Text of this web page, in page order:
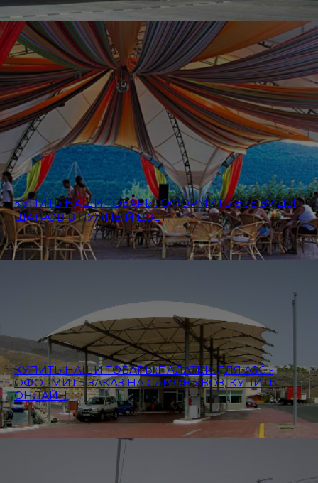
КУПИТЬ НАШИ ТОВАРЫ: ОФОРМИТЬ ВСЕ ВИДЫ
ШАТРОВ В НУЖНЫЙ ЦВЕТ,
КУПИТЬ НАШИ ТОВАРЫ:ПАЛАТКИ ДЛЯ АЗС -
ОФОРМИТЬ ЗАКАЗ НА САМОВЫВОЗ, КУПИТЬ
ОНЛАЙН